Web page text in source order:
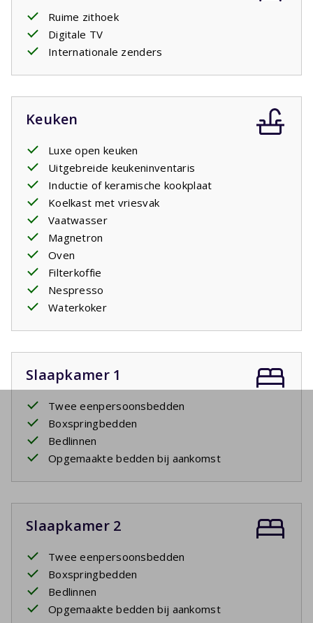
Ruime zithoek
Digitale TV
Internationale zenders
Keuken
Luxe open keuken
Uitgebreide keukeninventaris
Inductie of keramische kookplaat
Koelkast met vriesvak
Vaatwasser
Magnetron
Oven
Filterkoffie
Nespresso
Waterkoker
Slaapkamer 1
Twee eenpersoonsbedden
Boxspringbedden
Bedlinnen
Opgemaakte bedden bij aankomst
Slaapkamer 2
Twee eenpersoonsbedden
Boxspringbedden
Bedlinnen
Opgemaakte bedden bij aankomst